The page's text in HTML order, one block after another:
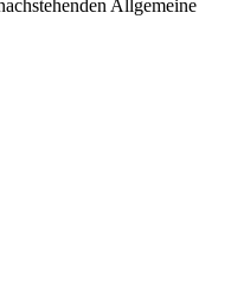
Allgemeine